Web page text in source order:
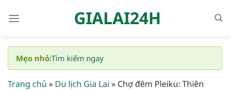
qua
dung
GIALAI24H
Mẹo nhỏ:Tìm kiếm ngay
Trang chủ » Du lịch Gia Lai » Chợ đêm Pleiku: Thiên